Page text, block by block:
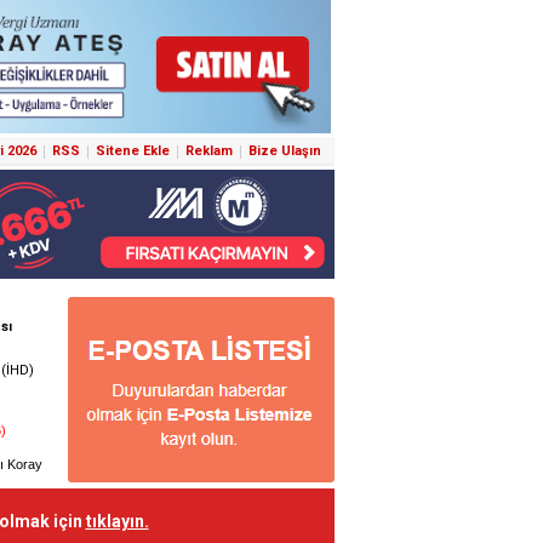
2026 RSS Sitene Ekle Reklam Bize Ulaşın
için tıklayın.